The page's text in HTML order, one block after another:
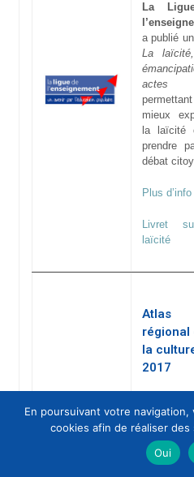
La
a publié
La
actes
mieux
la laïcité
prendre
débat
Plus d’info
Livret
laïcité
Atlas
régional
la
2017
Le
la Culture
la
En poursuivant votre
cookies afin de réaliser
Oui